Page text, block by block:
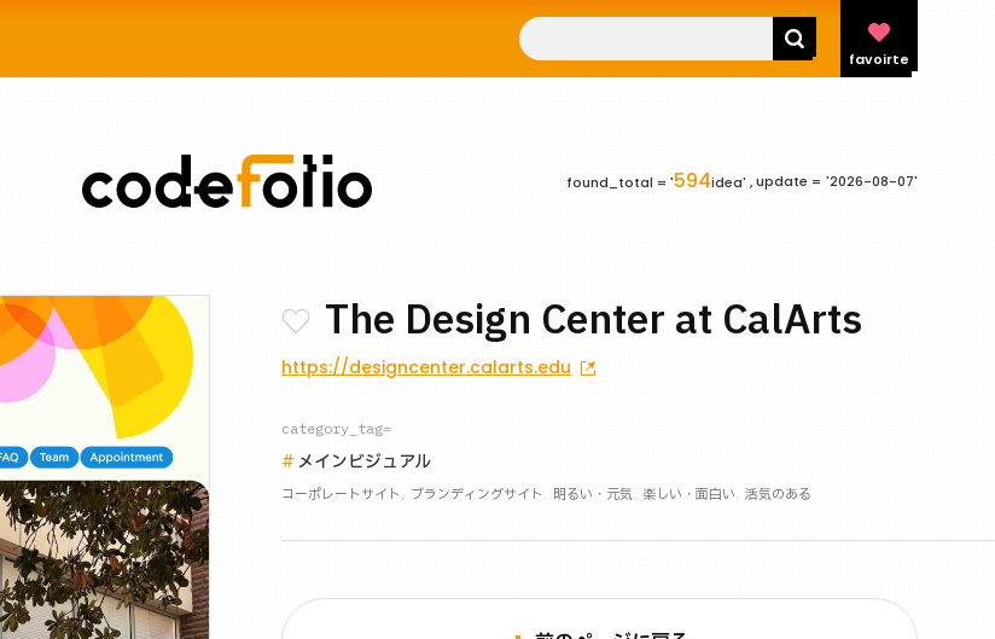
found_total = '594idea' ,update ='2026-08-07'
favoirte
The Design Center at CalArts
https://designcenter.calarts.edu
category_tag=
メインビジュアル
コーポレートサイト ブランディングサイト 明るい・元気 楽しい・面白い 活気のある